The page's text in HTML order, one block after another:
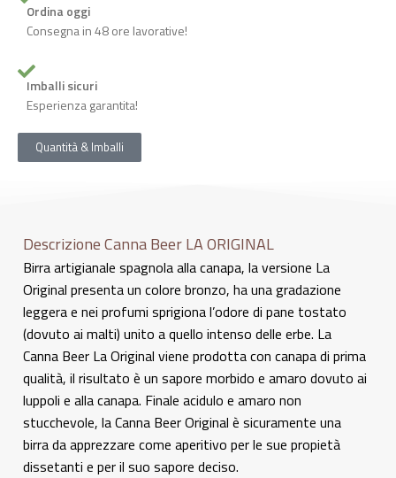
Ordina oggi
Consegna in 48 ore lavorative!
Imballi sicuri
Esperienza garantita!
Quantità & Imballi
Descrizione Canna Beer LA ORIGINAL
Birra artigianale spagnola alla canapa, la versione La
Original presenta un colore bronzo, ha una gradazione
leggera e nei profumi sprigiona l’odore di pane tostato
(dovuto ai malti) unito a quello intenso delle erbe. La
Canna Beer La Original viene prodotta con canapa di prima
qualità, il risultato è un sapore morbido e amaro dovuto ai
luppoli e alla canapa. Finale acidulo e amaro non
stucchevole, la Canna Beer Original è sicuramente una
birra da apprezzare come aperitivo per le sue propietà
dissetanti e per il suo sapore deciso.